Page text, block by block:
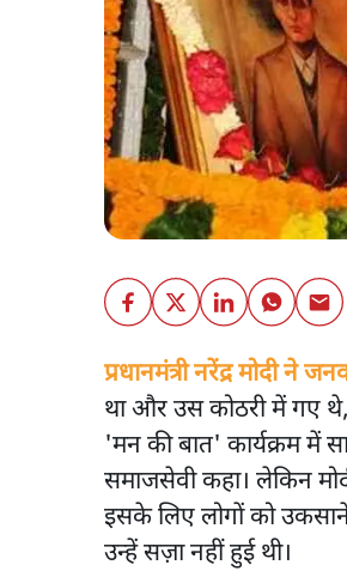
प्रधानमंत्री नरेंद्र मोदी ने
था और उस कोठरी में गए
'मन की बात' कार्यक्रम में
समाजसेवी कहा। लेकिन
इसके लिए लोगों को
उन्हें सज़ा नहीं हुई थी।